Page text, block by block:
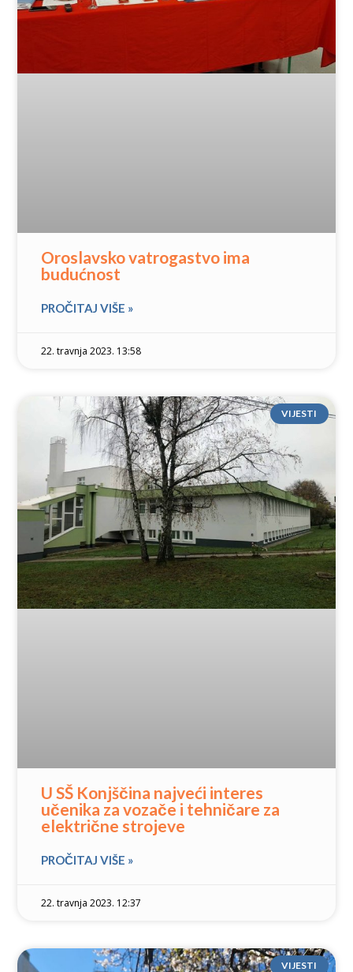
Oroslavsko vatrogastvo ima
budućnost
PROČITAJ VIŠE »
22. travnja 2023. 13:58
VIJESTI
U SŠ Konjščina najveći interes
učenika za vozače i tehničare za
električne strojeve
PROČITAJ VIŠE »
22. travnja 2023. 12:37
VIJESTI